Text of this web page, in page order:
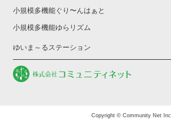
小規模多機能ぐり〜んはぁと
小規模多機能ゆらリズム
ゆいま～るステーション
Copyright © Community Net Inc.